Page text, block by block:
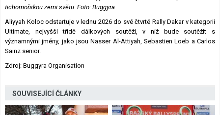
tichomořskou zemi světu. Foto: Buggyra
Aliyyah Koloc odstartuje v lednu 2026 do své čtvrté Rally Dakar v kategorii
Ultimate, nejvyšší třídě dálkových soutěží, v níž bude soutěžit s
významnými jmény, jako jsou Nasser Al-Attiyah, Sebastien Loeb a Carlos
Sainz senior.
Zdroj: Buggyra Organisation
SOUVISEJÍCÍ ČLÁNKY